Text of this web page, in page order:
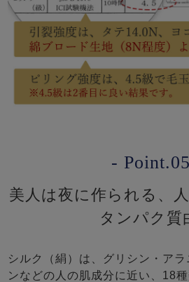
-
美人は夜に作られる、
タンパク質
シルク（絹）は、グリシン・ア
ンなどの人の肌成分に近い、18